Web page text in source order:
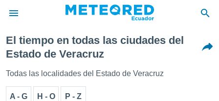
de
ha
por
para
El tiempo en todas las ciudades del
Estado de Veracruz
Todas las localidades del Estado de Veracruz
A - G H - O P - Z